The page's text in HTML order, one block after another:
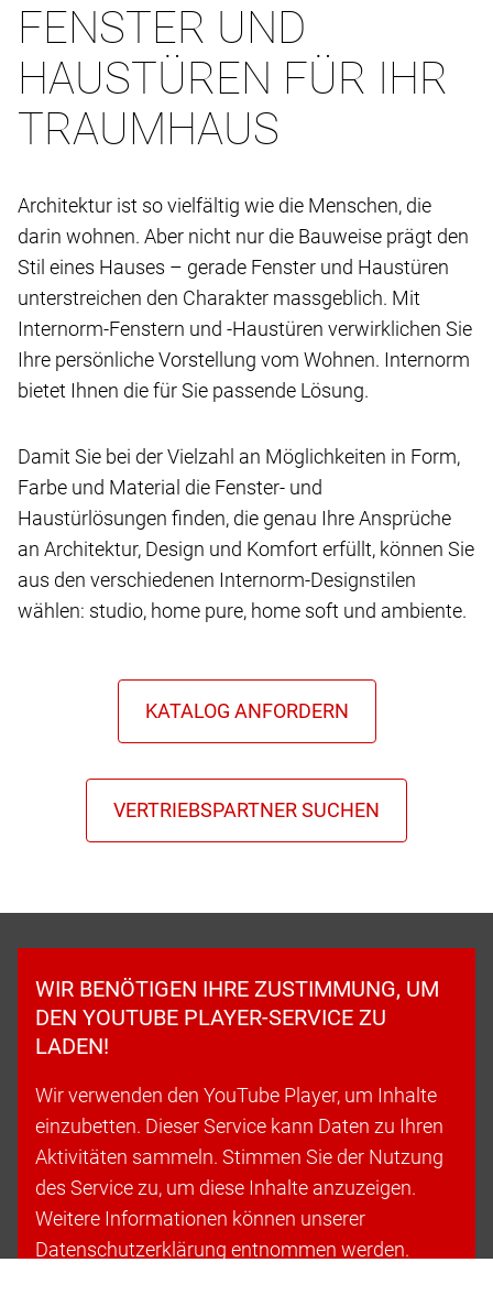
FENSTER UND
HAUSTÜREN FÜR IHR
TRAUMHAUS
Architektur ist so vielfältig wie die Menschen, die
darin wohnen. Aber nicht nur die Bauweise prägt den
Stil eines Hauses – gerade Fenster und Haustüren
unterstreichen den Charakter massgeblich. Mit
Internorm-Fenstern und -Haustüren verwirklichen Sie
Ihre persönliche Vorstellung vom Wohnen. Internorm
bietet Ihnen die für Sie passende Lösung.
Damit Sie bei der Vielzahl an Möglichkeiten in Form,
Farbe und Material die Fenster- und
Haustürlösungen finden, die genau Ihre Ansprüche
an Architektur, Design und Komfort erfüllt, können Sie
aus den verschiedenen Internorm-Designstilen
wählen: studio, home pure, home soft und ambiente.
WIR BENÖTIGEN IHRE ZUSTIMMUNG, UM
DEN YOUTUBE PLAYER-SERVICE ZU
LADEN!
Wir verwenden den YouTube Player, um Inhalte
einzubetten. Dieser Service kann Daten zu Ihren
Aktivitäten sammeln. Stimmen Sie der Nutzung
des Service zu, um diese Inhalte anzuzeigen.
Weitere Informationen können unserer
Datenschutzerklärung entnommen werden.